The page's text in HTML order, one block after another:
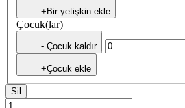
+Bir yetişkin ekle
Çocuk(lar)
- Çocuk kaldır
+Çocuk ekle
Sil